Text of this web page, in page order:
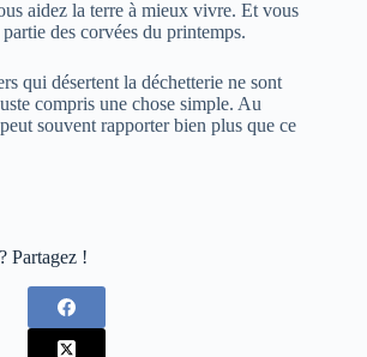
aidez la terre à mieux vivre. Et vous
des corvées du printemps.
qui désertent la déchetterie ne sont
compris une chose simple. Au
souvent rapporter bien plus que ce
Partagez !